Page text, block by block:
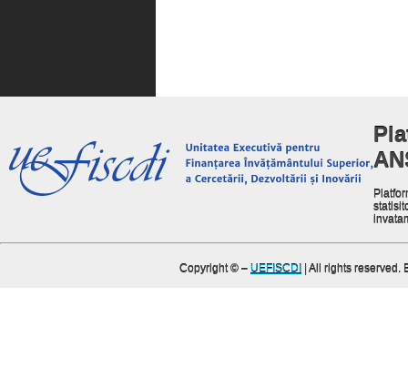
Copyright © – UEFISCDI | All rights